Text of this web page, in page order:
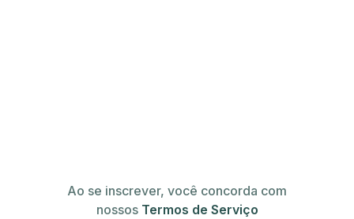
Ao se inscrever, você concorda com
nossos Termos de Serviço